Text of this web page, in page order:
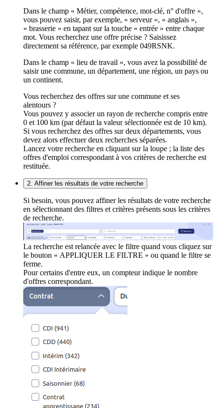
Dans le champ « Métier, compétence, mot-clé, n° d'offre »,
vous pouvez saisir, par exemple, « serveur », « anglais »,
« brasserie » en tapant sur la touche « entrée » entre chaque
mot. Vous recherchez une offre précise ? Saisissez
directement sa référence, par exemple 049RSNK.
Dans le champ « lieu de travail », vous avez la possibilité de
saisir une commune, un département, une région, un pays ou
un continent.
Vous recherchez des offres sur une commune et ses
alentours ?
Vous pouvez y associer un rayon de recherche compris entre
0 et 100 km (par défaut la valeur sélectionnée est de 10 km).
Si vous recherchez des offres sur deux départements, vous
devez alors effectuer deux recherches séparées.
Lancez votre recherche en cliquant sur la loupe ; la liste des
offres d'emploi correspondant à vos critères de recherche est
restituée.
2. Affiner les résultats de votre recherche
Si besoin, vous pouvez affiner les résultats de votre recherche
en sélectionnant des filtres et critères présents sous les critères
de recherche.
La recherche est relancée avec le filtre quand vous cliquez sur
le bouton « APPLIQUER LE FILTRE » ou quand le filtre se
ferme.
Pour certains d'entre eux, un compteur indique le nombre
d'offres correspondant.